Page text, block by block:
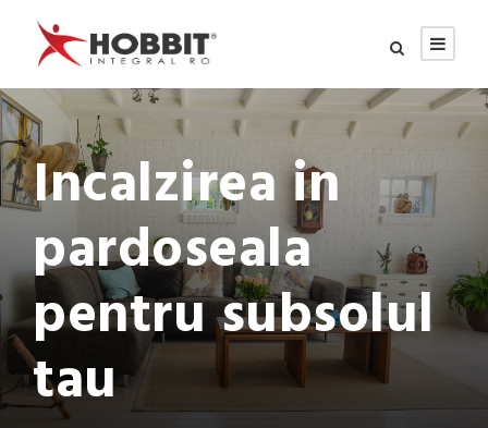
Incalzirea in
pardoseala
pentru subsolul
tau